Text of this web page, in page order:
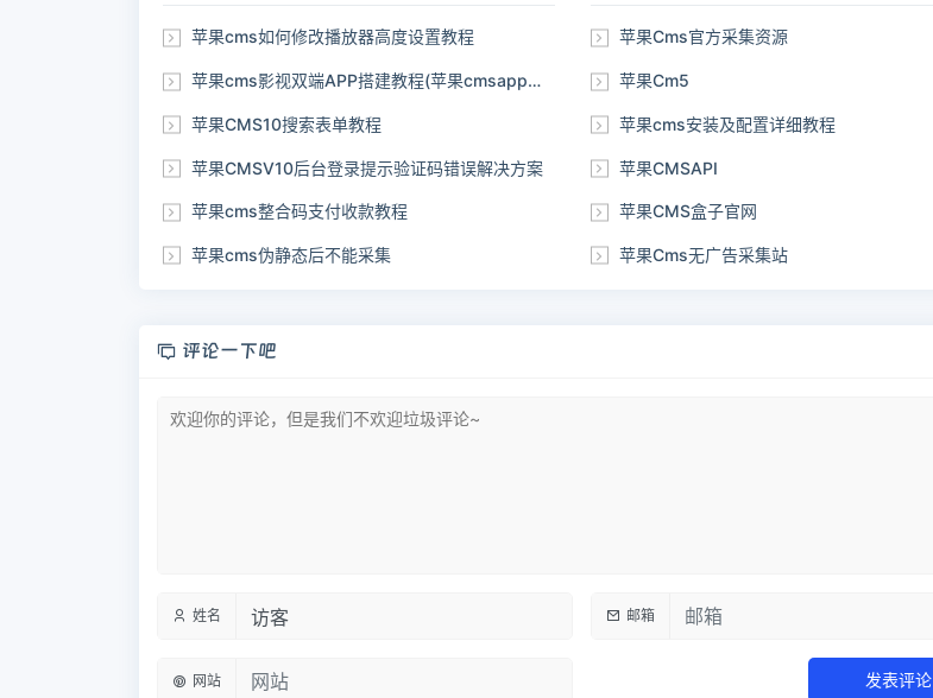
苹果cms如何修改播放器高度设置教程
苹果cms影视双端APP搭建教程(苹果cmsapp双端源码)
苹果CMS10搜索表单教程
苹果CMSV10后台登录提示验证码错误解决方案
苹果cms整合码支付收款教程
苹果cms伪静态后不能采集
苹果Cms官方采集资源
苹果Cm5
苹果cms安装及配置详细教程
苹果CMSAPI
苹果CMS盒子官网
苹果Cms无广告采集站
评论一下吧
姓名 邮箱
网站 发表评论